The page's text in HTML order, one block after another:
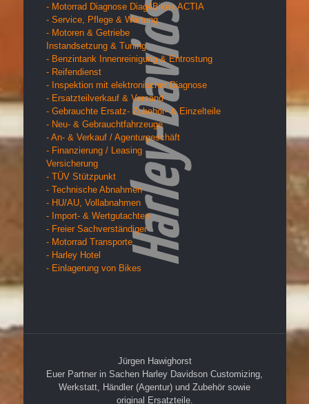
- Motorrad Diagnose Diag4Bikes ACTIA
- Service, Pflege & Wartung
- Motoren & Getriebe
Instandsetzung & Tuning
- Benzintank Innenreinigung & Entrostung
- Reifendienst
- Inspektion mit elektronischer Diagnose
- Ersatzteilverkauf & Versand
- Gebrauchte Ersatz- Zubehör- & Einzelteile
- Neu- & Gebrauchtfahrzeuge
- An- & Verkauf / Agenturgeschäft
- Finanzierung / Leasing
Versicherung
- TÜV Stützpunkt
- Technische Abnahmen
- HU/AU, Vollabnahmen
- Import- & Wertgutachten
- Freier Sachverständiger
- Motorrad Transporte
- Harley Hotel
- Einlagerung von Bikes
Jürgen Hawighorst
Euer Partner in Sachen Harley Davidson Customizing,
Werkstatt, Händler (Agentur) und Zubehör sowie
original Ersatzteile.